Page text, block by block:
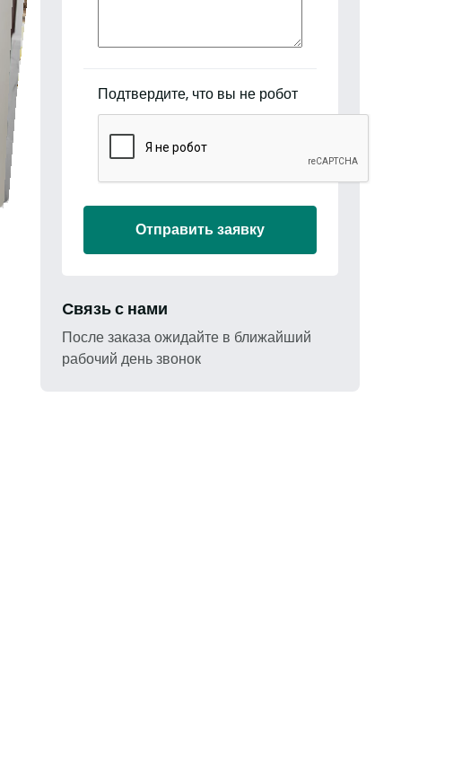
Подтвердите, что вы не робот
Отправить заявку
Cвязь с нами
После заказа ожидайте в ближайший
рабочий день звонок